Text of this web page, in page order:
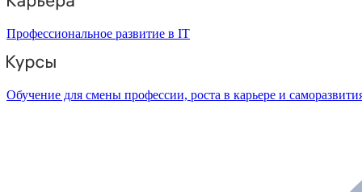
Профессиональное развитие в IT
Обучение для смены профессии, роста в карьере и